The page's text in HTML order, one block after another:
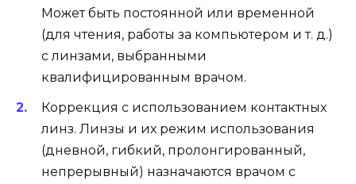
Может быть постоянной или временной
(для чтения, работы за компьютером и т. д.)
с линзами, выбранными
квалифицированным врачом.
Коррекция с использованием контактных
линз. Линзы и их режим использования
(дневной, гибкий, пролонгированный,
непрерывный) назначаются врачом с